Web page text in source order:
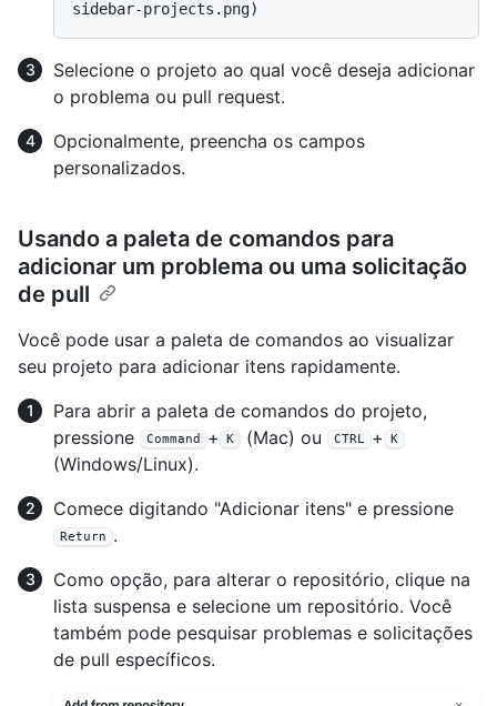
Selecione o projeto ao qual você deseja adicionar
o problema ou pull request.
Opcionalmente, preencha os campos
personalizados.
Usando a paleta de comandos para
adicionar um problema ou uma solicitação
de pull
Você pode usar a paleta de comandos ao visualizar
seu projeto para adicionar itens rapidamente.
Para abrir a paleta de comandos do projeto,
pressione
Command + K (Mac) ou CTRL + K
(Windows/Linux).
Comece digitando "Adicionar itens" e pressione
Return
.
Como opção, para alterar o repositório, clique na
lista suspensa e selecione um repositório. Você
também pode pesquisar problemas e solicitações
de pull específicos.